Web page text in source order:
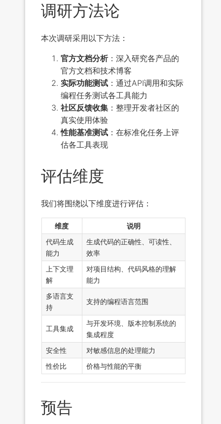
调研方法论
本次调研采用以下方法：
官方文档分析：深入研究各产品的
官方文档和技术博客
实际功能测试 ：通过API调用和实际
编程任务测试各工具能力
社区反馈收集 ：整理开发者社区的
真实使用体验
性能基准测试 ：在标准化任务上评
估各工具表现
评估维度
我们将围绕以下维度进行评估：
维度
说明
代码生成
能力
生成代码的正确性、可读性、
效率
上下文理
解
对项目结构、代码风格的理解
能力
多语言支
持
支持的编程语言范围
工具集成
与开发环境、版本控制系统的
集成程度
安全性
对敏感信息的处理能力
性价比
价格与性能的平衡
预告